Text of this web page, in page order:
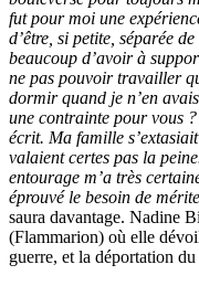
fut pour moi une
d’être, si petite, séparée
beaucoup d’avoir à
ne pas pouvoir travailler
dormir quand je n’en
une contrainte pour vous
écrit. Ma famille
valaient certes pas la
entourage m’a très
éprouvé le besoin de
saura davantage. Nadine
(Flammarion) où elle
guerre, et la déportation